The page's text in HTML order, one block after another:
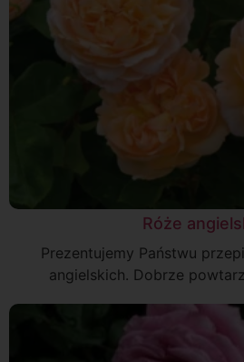
Róże
Prezentujemy Państwu
angielskich. Dobrze